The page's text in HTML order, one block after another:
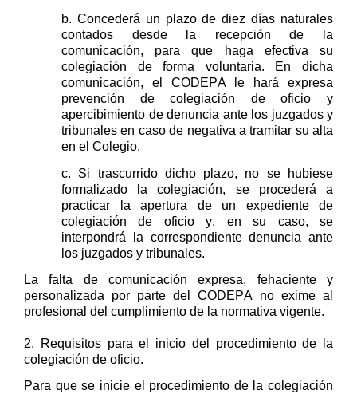
b. Concederá un plazo de diez días naturales
contados desde la recepción de la
comunicación, para que haga efectiva su
colegiación de forma voluntaria. En dicha
comunicación, el CODEPAle hará expresa
prevención de colegiación de oficio y
apercibimiento de denuncia ante los juzgados y
tribunales en caso de negativa a tramitar su alta
en el Colegio.
c. Si trascurrido dicho plazo, no se
hubiese
formalizado la colegiación, se procederá a
practicar la apertura de un expediente de
colegiación de oficio y, en su caso, se
interpondrá
la correspondiente denuncia ante
los juzgados y tribunales.
La falta de comunicación expresa, fehaciente y
personalizada por parte del CODEPA no exime al
profesional del cumplimiento de la normativa vigente.
2. Requisitos para el inicio del procedimiento de la
colegiación de oficio.
Para que se inicie el procedimiento de la colegiación